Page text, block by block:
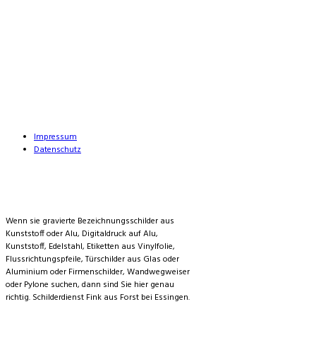
Impressum
Datenschutz
Wenn sie gravierte Bezeichnungsschilder aus
Kunststoff oder Alu, Digitaldruck auf Alu,
Kunststoff, Edelstahl, Etiketten aus Vinylfolie,
Flussrichtungspfeile, Türschilder aus Glas oder
Aluminium oder Firmenschilder, Wandwegweiser
oder Pylone suchen, dann sind Sie hier genau
richtig. Schilderdienst Fink aus Forst bei Essingen.